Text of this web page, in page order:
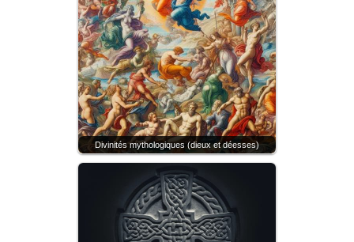
Divinités mythologiques (dieux et déesses)